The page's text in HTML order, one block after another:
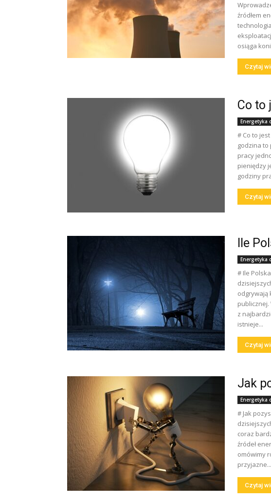
źródłem
osiąga
Czytaj
Co to
Energetyka
# Co to
godzina to
pracy
pieniędzy
godziny
Czytaj
Ile
Energetyka
# Ile
odgrywają
publicznej.
z
istnieje...
Czytaj
Jak
Energetyka
# Jak
coraz
źródeł
omówimy
przyjazne...
Czytaj